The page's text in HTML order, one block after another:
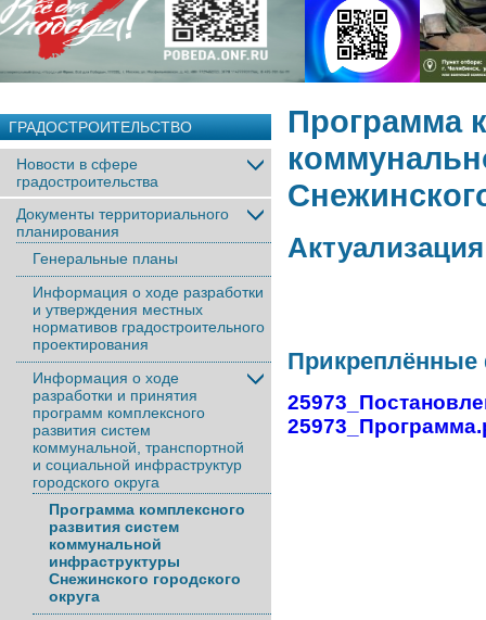
ГРАДОСТРОИТЕЛЬСТВО
Новости в сфере
градостроительства
Документы территориального
планирования
Генеральные планы
Информация о ходе разработки
и утверждения местных
нормативов градостроительного
проектирования
Информация о ходе
разработки и принятия
программ комплексного
развития систем
коммунальной, транспортной
и социальной инфраструктур
городского округа
Программа комплексного
развития систем
коммунальной
инфраструктуры
Снежинского городского
округа
Программа